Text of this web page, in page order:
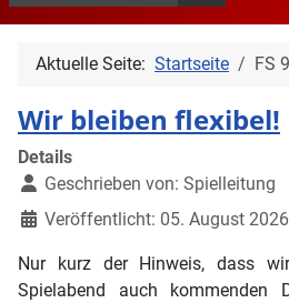
Aktuelle Seite: Startseite FS
Wir bleiben flexibel!
Details
Geschrieben von: Spielleitung
Veröffentlicht: 05. August 2026
Nur kurz der Hinweis, dass
Spielabend auch kommenden